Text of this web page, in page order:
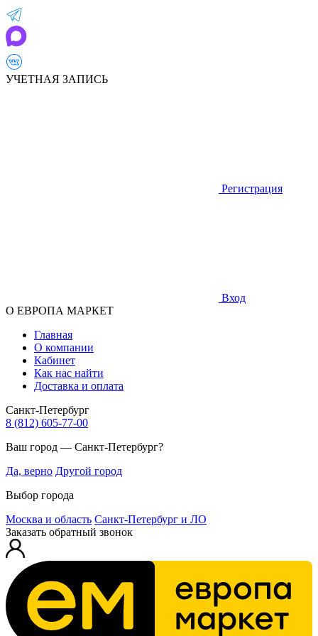
УЧЕТНАЯ ЗАПИСЬ
Регистрация
Вход
О ЕВРОПА МАРКЕТ
Главная
О компании
Кабинет
Как нас найти
Доставка и оплата
Санкт-Петербург
8 (812) 605-77-00
Ваш город — Санкт-Петербург?
Да, верно Другой город
Выбор города
Москва и область Санкт-Петербург и ЛО
Заказать обратный звонок